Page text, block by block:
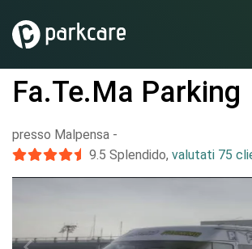
Fa.Te.Ma Parking
presso Malpensa -
9.5 Splendido, valutati 75